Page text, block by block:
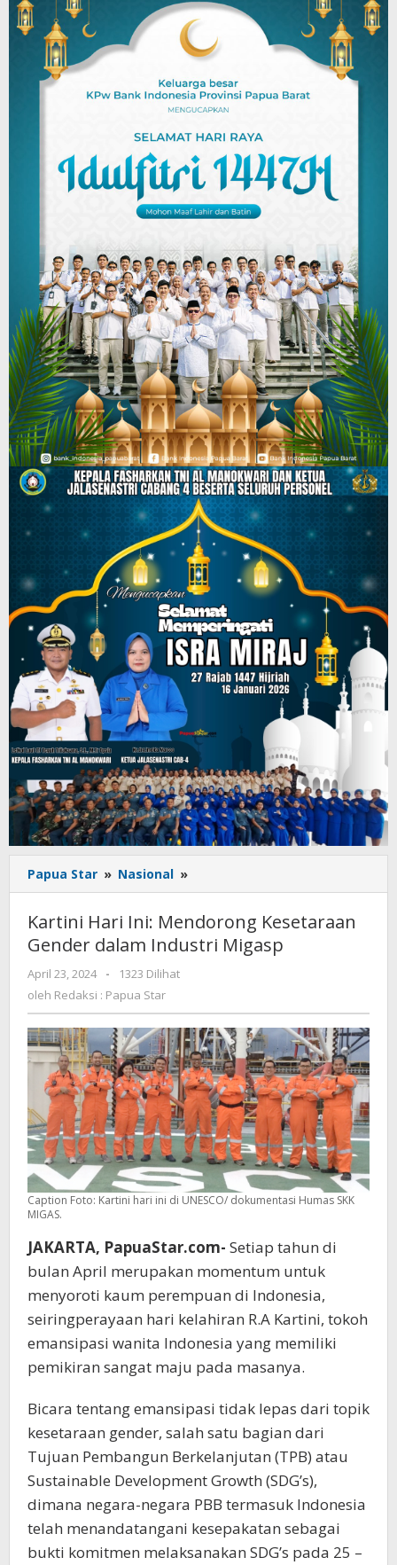
Papua Star » Nasional »
Hari
Mendorong
Kesetaraan
Kartini Hari Ini: Mendorong Kesetaraan
Gender dalam Industri Migasp
April 23, 2024
oleh
Redaksi
Star
-
1323 Dilihat
oleh Redaksi : Papua Star
Caption Foto: Kartini hari ini di UNESCO/ dokumentasi Humas SKK
MIGAS.
JAKARTA, PapuaStar.com- Setiap tahun di
bulan April merupakan momentum untuk
menyoroti kaum perempuan di Indonesia,
seiringperayaan hari kelahiran R.A Kartini, tokoh
emansipasi wanita Indonesia yang memiliki
pemikiran sangat maju pada masanya.
Bicara tentang emansipasi tidak lepas dari topik
kesetaraan gender, salah satu bagian dari
Tujuan Pembangun Berkelanjutan (TPB) atau
Sustainable Development Growth (SDG’s),
dimana negara-negara PBB termasuk Indonesia
telah menandatangani kesepakatan sebagai
bukti komitmen melaksanakan SDG’s pada 25 –